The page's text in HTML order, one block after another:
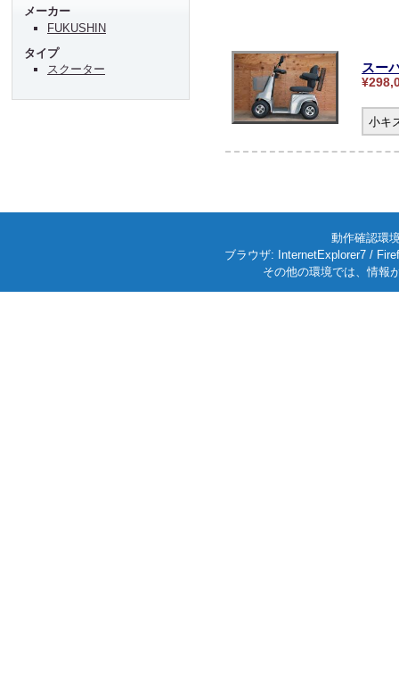
スー
小キ
メーカー
FUKUSHIN
タイプ
スクーター
動作確認環
ブラウザ: InternetExplorer7 /
その他の環境では、情報